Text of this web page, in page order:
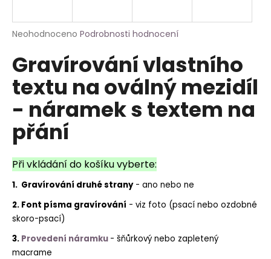
Průměrné
produktu
je
0,0
z
hvězdiček.
Neohodnoceno Podrobnosti hodnocení
Gravírování vlastního
textu na oválný mezidíl
- náramek s textem na
přání
Při vkládání do košíku vyberte:
1. Gravírování druhé strany- ano nebo ne
2. Font písma gravírování - viz foto (psací nebo ozdobné
skoro-psací)
3. Provedení náramku - šňůrkový nebo zapletený
macrame
j
t
?